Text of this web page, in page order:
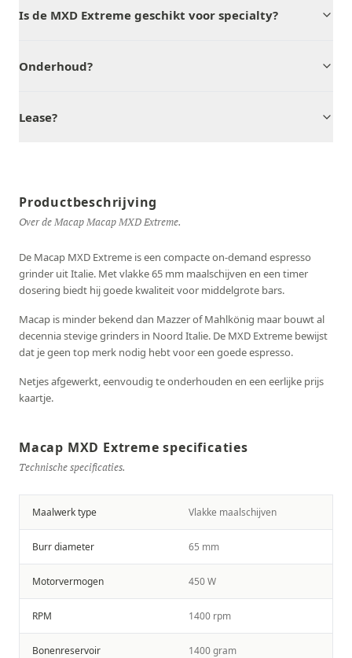
Is de MXD Extreme geschikt voor specialty?
Onderhoud?
Lease?
Productbeschrijving
Over de Macap Macap MXD Extreme.
De Macap MXD Extreme is een compacte on-demand espresso
grinder uit Italie. Met vlakke 65 mm maalschijven en een timer
dosering biedt hij goede kwaliteit voor middelgrote bars.
Macap is minder bekend dan Mazzer of Mahlkönig maar bouwt al
decennia stevige grinders in Noord Italie. De MXD Extreme bewijst
dat je geen top merk nodig hebt voor een goede espresso.
Netjes afgewerkt, eenvoudig te onderhouden en een eerlijke prijs
kaartje.
Macap MXD Extreme specificaties
Technische specificaties.
Maalwerk type Vlakke maalschijven
Burr diameter 65 mm
Motorvermogen 450 W
RPM 1400 rpm
Bonenreservoir 1400 gram